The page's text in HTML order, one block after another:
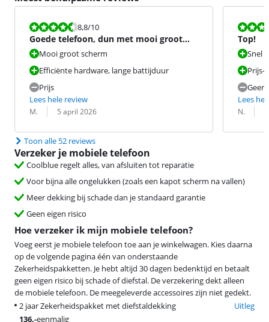
Beoordeling is 8,8 van de 10.
8,8/10
Goede telefoon, dun met mooi groot
scherm.
Mooi groot scherm
Efficiënte hardware, lange battijduur
Prijs
Lees hele review
Beoordeling door:
M.
Datum: 5 april 2026
Top!
Snel
Prijs-
Geen
Lees
N.
Datum:
Toon alle 52 reviews
Verzeker je mobiele telefoon
Coolblue regelt alles, van afsluiten tot reparatie
Voor bijna alle ongelukken (zoals een kapot scherm na vallen)
Meer dekking bij schade dan je standaard garantie
Geen eigen risico
Hoe verzeker ik mijn mobiele telefoon?
Voeg eerst je mobiele telefoon toe aan je winkelwagen. Kies daarna
op de volgende pagina één van onderstaande
Zekerheidspakketten. Je hebt altijd 30 dagen bedenktijd en betaalt
geen eigen risico bij schade of diefstal. De verzekering dekt alleen
de mobiele telefoon. De meegeleverde accessoires zijn niet gedekt.
2 jaar Zekerheidspakket met diefstaldekking
Uitleg
136,-eenmalig